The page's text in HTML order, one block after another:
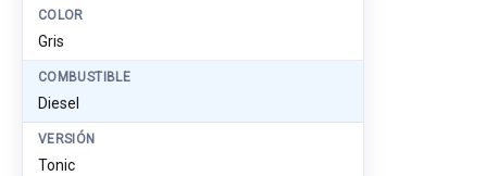
COLOR
Gris
COMBUSTIBLE
Diesel
VERSIÓN
Tonic